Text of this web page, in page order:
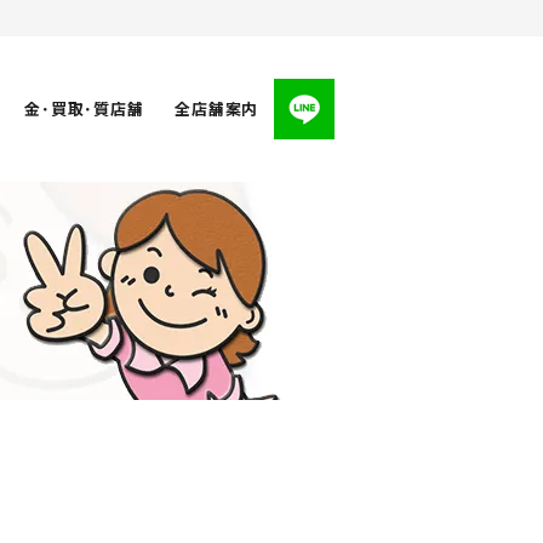
金･買取･質店舗 全店舗案内